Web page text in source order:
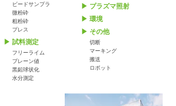
ビードサンプラ
微粉砕
粗粉砕
プレス
試料測定
フリーライム
ブレーン値
黒鉛球状化
水分測定
プラズマ照射
環境
その他
切断
マーキング
搬送
ロボット